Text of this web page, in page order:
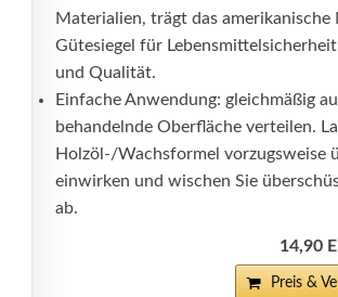
Materialien, trägt das amerikanische
Gütesiegel für
und Qualität.
Einfache Anwendung: gleichmäßig
behandelnde Oberfläche verteilen.
Holzöl-/Wachsformel vorzugsweise
einwirken und wischen Sie
ab.
14,90
Preis &